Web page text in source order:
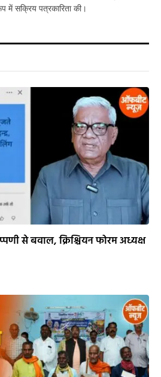
में सक्रिय पत्रकारिता की।
से बवाल, क्रिश्चियन फोरम अध्यक्ष